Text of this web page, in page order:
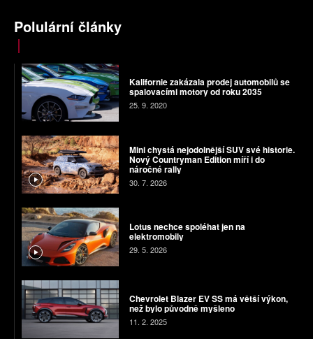
Polulární články
Kalifornie zakázala prodej automobilů se
spalovacími motory od roku 2035
25. 9. 2020
Mini chystá nejodolnější SUV své historie.
Nový Countryman Edition míří i do
náročné rally
30. 7. 2026
Lotus nechce spoléhat jen na
elektromobily
29. 5. 2026
Chevrolet Blazer EV SS má větší výkon,
než bylo původně myšleno
11. 2. 2025